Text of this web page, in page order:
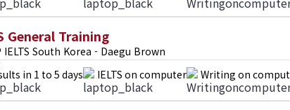
General Training
IELTS South Korea - Daegu Brown
in 1 to 5 days
IELTS on computer Writing on